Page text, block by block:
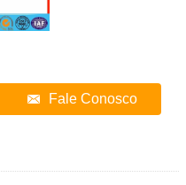
Fale Conosco